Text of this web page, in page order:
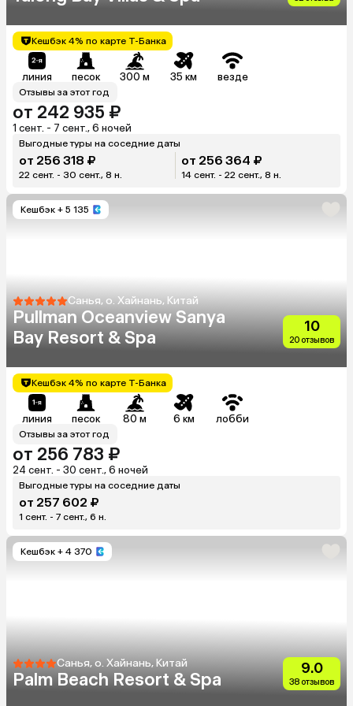
Кешбэк 4% по карте Т-Банка
линия песок 300 м 35 км везде
Отзывы за этот год
от 242 935 ₽
1 сент. - 7 сент., 6 ночей
Выгодные туры на соседние даты
от 256 318 ₽
22 сент. - 30 сент., 8 н.
от 256 364 ₽
14 сент. - 22 сент., 8 н.
Кешбэк + 5 135
Санья, о. Хайнань, Китай
Pullman Oceanview Sanya
Bay Resort & Spa
10
20 отзывов
Кешбэк 4% по карте Т-Банка
линия песок 80 м 6 км лобби
Отзывы за этот год
от 256 783 ₽
24 сент. - 30 сент., 6 ночей
Выгодные туры на соседние даты
от 257 602 ₽
1 сент. - 7 сент., 6 н.
Кешбэк + 4 370
Санья, о. Хайнань, Китай
Palm Beach Resort & Spa
9.0
38 отзывов